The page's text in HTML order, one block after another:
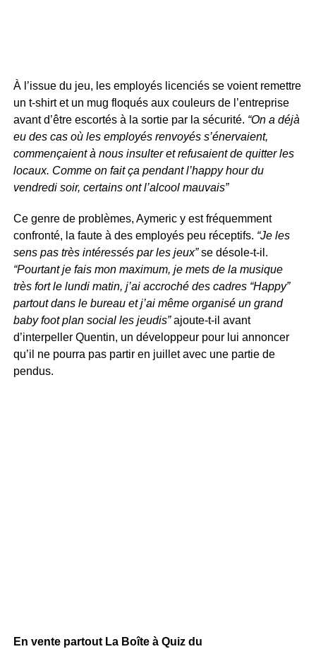
À l’issue du jeu, les employés licenciés se voient remettre
un t-shirt et un mug floqués aux couleurs de l’entreprise
avant d’être escortés à la sortie par la sécurité. “On a déjà
eu des cas où les employés renvoyés s’énervaient,
commençaient à nous insulter et refusaient de quitter les
locaux. Comme on fait ça pendant l’happy hour du
vendredi soir, certains ont l’alcool mauvais”
Ce genre de problèmes, Aymeric y est fréquemment
confronté, la faute à des employés peu réceptifs. “Je les
sens pas très intéressés par les jeux”se désole-t-il.
“Pourtant je fais mon maximum, je mets de la musique
très fort le lundi matin, j’ai accroché des cadres “Happy”
partout dans le bureau et j’ai même organisé un grand
baby foot plan social les jeudis”ajoute-t-il avant
d’interpeller Quentin, un développeur pour lui annoncer
qu’il ne pourra pas partir en juillet avec une partie de
pendus.
En vente partout La Boîte à Quiz du